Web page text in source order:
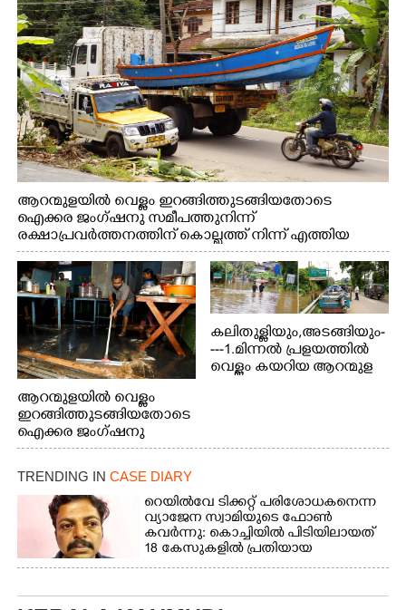
ആറന്മുളയിൽ വെള്ളം ഇറങ്ങിത്തുടങ്ങിയതോടെ
ഐക്കര ജംഗ്ഷനു സമീപത്തുനിന്ന്
രക്ഷാപ്രവർത്തനത്തിന് കൊല്ലത്ത് നിന്ന് എത്തിയ
ബോട്ടുകൾ തിരികെക്കൊണ്ടുപോകുന്നു.
ആറന്മുളയിൽ വെള്ളം
ഇറങ്ങിത്തുടങ്ങിയതോടെ
ഐക്കര ജംഗ്ഷനു
സമീപം ആറന്മുള
കിടങ്ങന്നൂർ റോഡിന്
സമീപം പ്രവർത്തിക്കു
ആറന്മുള തട്ടുകട കഴുകി
വൃത്തിയാക്കുന്നു.
കലിതുള്ളിയും,അടങ്ങിയും-
---1.മിന്നൽ പ്രളയത്തിൽ
വെള്ളം കയറിയ ആറന്മുള
ഇറങ്ങിപ്പോൾ
ത്തിന് ഓച്ചിറ അഴിക്കലിൽ
നിന്ന്എത്തിച്ച ബോട്ടും.
TRENDING IN CASE DIARY
റെയിൽവേ ടിക്കറ്റ് പരിശോധകനെന്ന
വ്യാജേന സ്വാമിയുടെ ഫോൺ
കവർന്നു: കൊച്ചിയിൽ പിടിയിലായത്
18 കേസുകളിൽ പ്രതിയായ
തട്ടിപ്പുവീരൻ